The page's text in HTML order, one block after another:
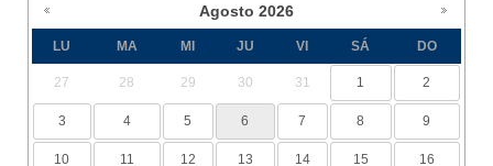
Agosto 2026
LU MA MI JU VI SÁ DO
27 28 29 30 31 1 2
3 4 5 6 7 8 9
10 11 12 13 14 15 16